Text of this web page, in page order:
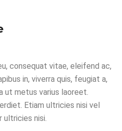
consequat vitae, eleifend ac,
in, viverra quis, feugiat a,
ut metus varius laoreet.
Etiam ultricies nisi vel
ultricies nisi.